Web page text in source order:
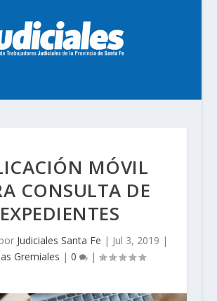
MÓVIL
CONSULTA DE
EXPEDIENTES
Judiciales Santa Fe | Jul 3, 2019 |
Gremiales | 0 |